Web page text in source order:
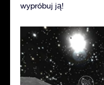
wypróbuj ją!